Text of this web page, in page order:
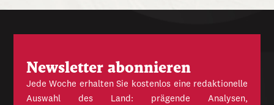
Newsletter abonnieren
Jede Woche erhalten Sie kostenlos eine redaktionelle
Auswahl des Land: prägende Analysen,